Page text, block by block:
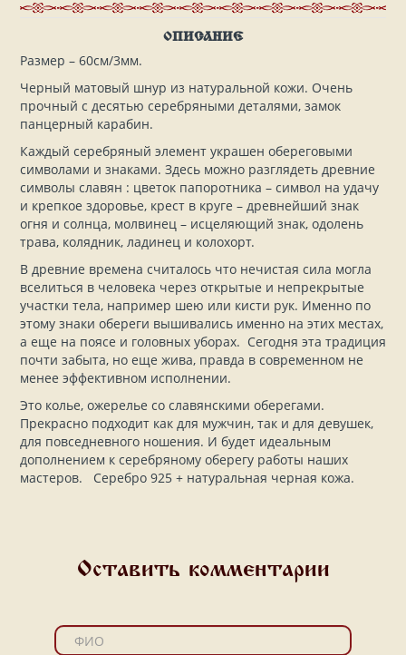
ОПИСАНИЕ
Размер – 60см/3мм.
Черный матовый шнур из натуральной кожи. Очень
прочный с десятью серебряными деталями, замок
панцерный карабин.
Каждый серебряный элемент украшен обереговыми
символами и знаками. Здесь можно разглядеть древние
символы славян : цветок папоротника – символ на удачу
и крепкое здоровье, крест в круге – древнейший знак
огня и солнца, молвинец – исцеляющий знак, одолень
трава, колядник, ладинец и колохорт.
В древние времена считалось что нечистая сила могла
вселиться в человека через открытые и непрекрытые
участки тела, например шею или кисти рук. Именно по
этому знаки обереги вышивались именно на этих местах,
а еще на поясе и головных уборах. Сегодня эта традиция
почти забыта, но еще жива, правда в современном не
менее эффективном исполнении.
Это колье, ожерелье со славянскими оберегами.
Прекрасно подходит как для мужчин, так и для девушек,
для повседневного ношения. И будет идеальным
дополнением к серебряному оберегу работы наших
мастеров. Серебро 925 + натуральная черная кожа.
Оставить комментарии